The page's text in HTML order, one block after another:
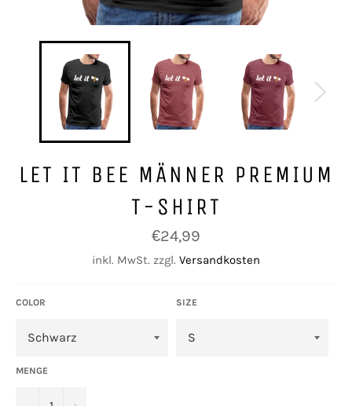
LET IT BEE MÄNNER PREMIUM
T-SHIRT
Normaler
Preis
€24,99
inkl. MwSt. zzgl. Versandkosten
COLOR SIZE
MENGE